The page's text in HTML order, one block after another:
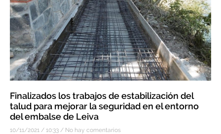
Finalizados los trabajos de estabilización del
talud para mejorar la seguridad en el entorno
del embalse de Leiva
10/11/2021 10:33 No hay comentarios